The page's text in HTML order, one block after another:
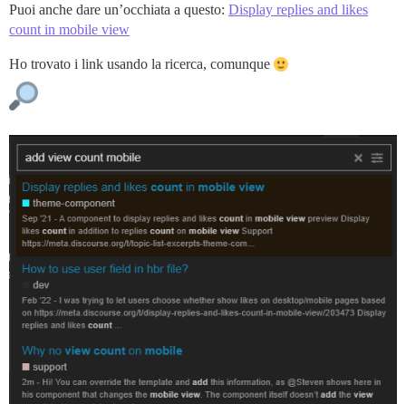
Puoi anche dare un’occhiata a questo: Display replies and likes
count in mobile view
Ho trovato i link usando la ricerca, comunque